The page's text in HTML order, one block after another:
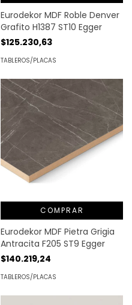
Eurodekor MDF Roble Denver
Grafito H1387 ST10 Egger
$125.230,63
TABLEROS/PLACAS
COMPRAR
Eurodekor MDF Pietra Grigia
Antracita F205 ST9 Egger
$140.219,24
TABLEROS/PLACAS